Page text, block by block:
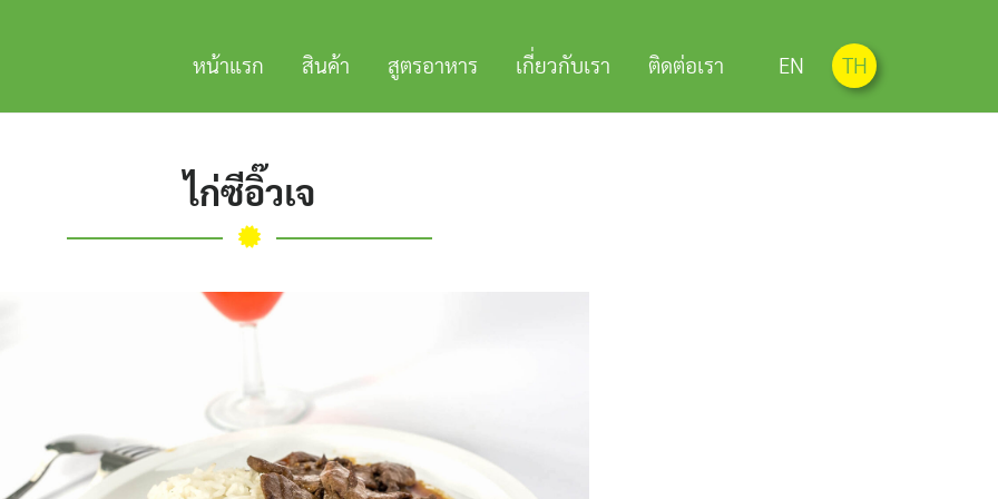
หน้าแรก สินค้า สูตรอาหาร เกี่ยวกับเรา ติดต่อเรา EN TH
ไก่ซีอิ๊วเจ